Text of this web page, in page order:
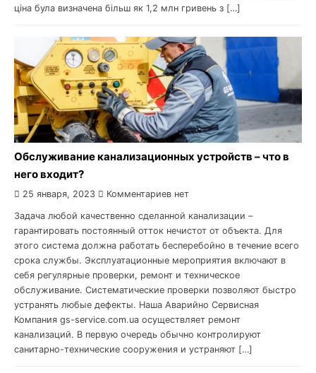
ціна була визначена більш як 1,2 млн гривень з […]
Обслуживание канализационных устройств – что в
него входит?
25 января, 2023 Комментариев нет
Задача любой качественно сделанной канализации –
гарантировать постоянный отток нечистот от объекта. Для
этого система должна работать бесперебойно в течение всего
срока службы. Эксплуатационные мероприятия включают в
себя регулярные проверки, ремонт и техническое
обслуживание. Систематические проверки позволяют быстро
устранять любые дефекты. Наша Аварийно Сервисная
Компания gs-service.com.ua осуществляет ремонт
канализаций. В первую очередь обычно контролируют
санитарно-технические сооружения и устраняют […]